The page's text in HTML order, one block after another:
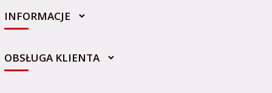
sklep@sportowo-medyczna.pl
INFORMACJE
OBSŁUGA KLIENTA